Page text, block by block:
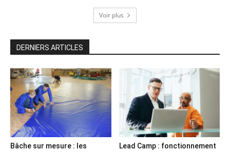
Voir plus
DERNIERS ARTICLES
Bâche sur mesure : les
Lead Camp : fonctionnement